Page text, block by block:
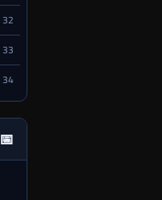
32
33
34
📅